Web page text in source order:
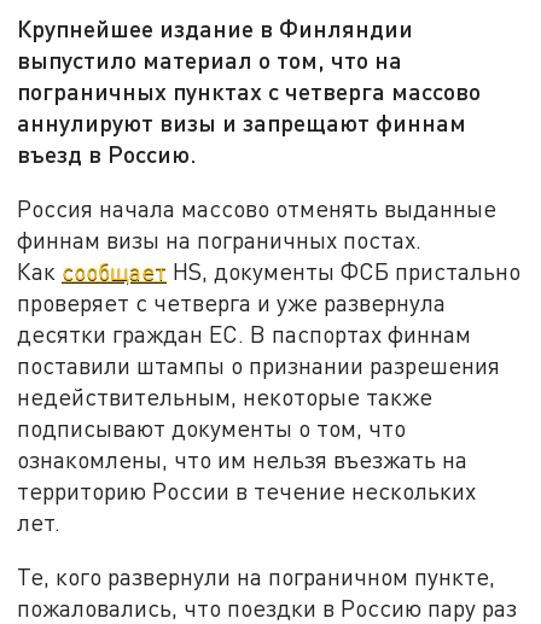
Крупнейшее издание в Финляндии
выпустило материал о том, что на
пограничных пунктах с четверга массово
аннулируют визы и запрещают финнам
въезд в Россию.
Россия начала массово отменять выданные
финнам визы на пограничных постах.
Как сообщает HS, документы ФСБ пристально
проверяет с четверга и уже развернула
десятки граждан ЕС. В паспортах финнам
поставили штампы о признании разрешения
недействительным, некоторые также
подписывают документы о том, что
ознакомлены, что им нельзя въезжать на
территорию России в течение нескольких
лет.
Те, кого развернули на пограничном пункте,
пожаловались, что поездки в Россию пару раз